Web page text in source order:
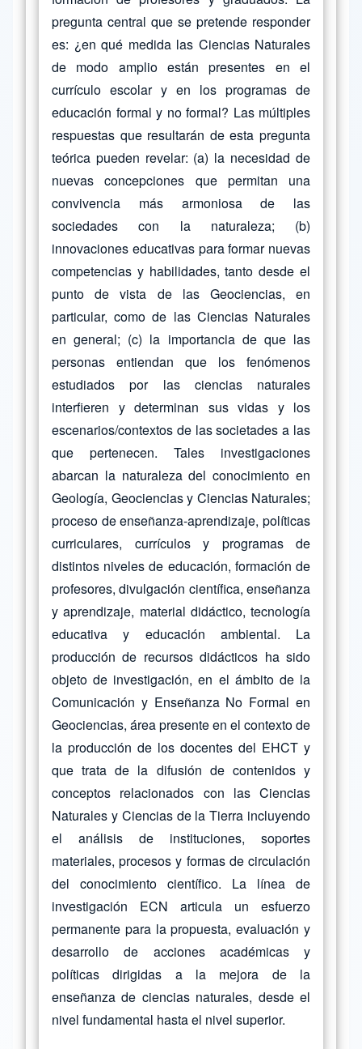
pregunta central que se pretende responder
es: ¿en qué medida las Ciencias Naturales
de modo amplio están presentes en el
currículo escolar y en los programas de
educación formal y no formal? Las múltiples
respuestas que resultarán de esta pregunta
teórica pueden revelar: (a) la necesidad de
nuevas concepciones que permitan una
convivencia más armoniosa de las
sociedades con la naturaleza; (b)
innovaciones educativas para formar nuevas
competencias y habilidades, tanto desde el
punto de vista de las Geociencias, en
particular, como de las Ciencias Naturales
en general; (c) la importancia de que las
personas entiendan que los fenómenos
estudiados por las ciencias naturales
interfieren y determinan sus vidas y los
escenarios/contextos de las societades a las
que pertenecen. Tales investigaciones
abarcan la naturaleza del conocimiento en
Geología, Geociencias y Ciencias Naturales;
proceso de enseñanza-aprendizaje, políticas
curriculares, currículos y programas de
distintos niveles de educación, formación de
profesores, divulgación científica, enseñanza
y aprendizaje, material didáctico, tecnología
educativa y educación ambiental. La
producción de recursos didácticos ha sido
objeto de investigación, en el ámbito de la
Comunicación y Enseñanza No Formal en
Geociencias, área presente en el contexto de
la producción de los docentes del EHCT y
que trata de la difusión de contenidos y
conceptos relacionados con las Ciencias
Naturales y Ciencias de la Tierra incluyendo
el análisis de instituciones, soportes
materiales, procesos y formas de circulación
del conocimiento científico. La línea de
investigación ECN articula un esfuerzo
permanente para la propuesta, evaluación y
desarrollo de acciones académicas y
políticas dirigidas a la mejora de la
enseñanza de ciencias naturales, desde el
nivel fundamental hasta el nivel superior.